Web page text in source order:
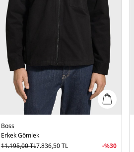
Boss
Erkek Gömlek
11.195,00TL7.836,50TL -%30